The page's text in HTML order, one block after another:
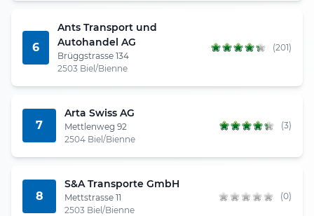
6
Ants Transport und
Autohandel AG
Brüggstrasse 134
2503 Biel/Bienne
(201)
7
Arta Swiss AG
Mettlenweg 92
2504 Biel/Bienne
(3)
8
S&A Transporte GmbH
Mettstrasse 11
2503 Biel/Bienne
(0)